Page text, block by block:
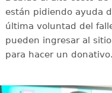
están pidiendo ayuda
última voluntad del
pueden ingresar al
para hacer un donativo.